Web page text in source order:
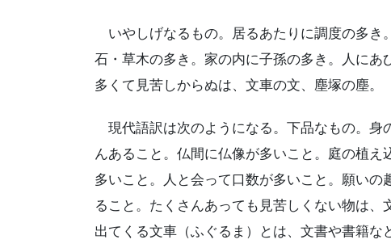
いやしげなるもの。居るあたりに調度の多き
石・草木の多き。家の内に子孫の多き。人にあ
多くて見苦しからぬは、文車の文、塵塚の塵。
現代語訳は次のようになる。下品なもの。身
んあること。仏間に仏像が多いこと。庭の植
多いこと。人と会って口数が多いこと。願い
ること。たくさんあっても見苦しくない物は
出てくる文車（ふぐるま）とは、文書や書籍